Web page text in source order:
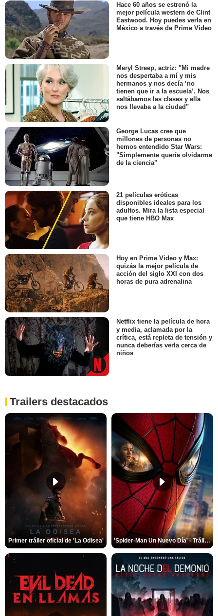
Hace 60 años se estrenó la
mejor película western de Clint
Eastwood. Hoy puedes verla en
México a través de Prime Video
Meryl Streep, actriz: "Mi madre
nos despertaba a mí y mis
hermanos y nos decía ‘no
tienen que ir a la escuela’. Nos
saltábamos las clases y ella
nos llevaba a la ciudad"
George Lucas cree que
millones de personas no
hemos entendido Star Wars:
"Simplemente quería olvidarme
de la ciencia"
21 películas eróticas
disponibles ideales para los
adultos. Mira la lista especial
que tiene HBO Max
Hoy en Prime Video y Max:
quizás la mejor película de
acción del siglo XXI con dos
horas de pura adrenalina
Netflix tiene la película de hora
y media, aclamada por la
crítica, está repleta de tensión y
nunca deberías verla cerca de
niños
Trailers destacados
Primer tráiler oficial de 'La Odisea' 'Spider-Man Un Nuevo Día' - Tráiler oficial subtitulado